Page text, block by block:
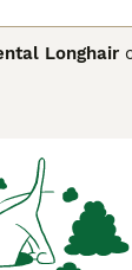
Longhair
es
con
oriental
que aporte